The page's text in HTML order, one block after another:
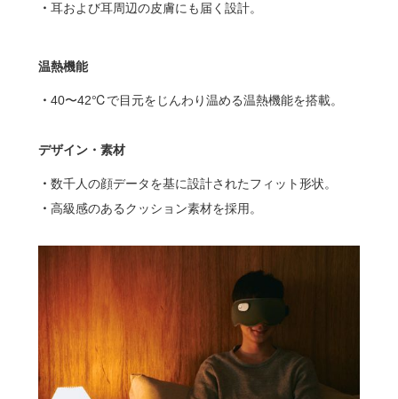
・ 耳および耳周辺の皮膚にも届く設計。
温熱機能
・ 40〜42℃で目元をじんわり温める温熱機能を搭載。
デザイン・素材
・ 数千人の顔データを基に設計されたフィット形状。
・ 高級感のあるクッション素材を採用。